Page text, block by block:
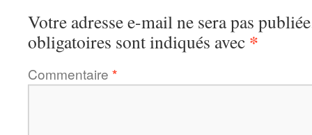
Votre adresse e-mail ne sera pas
obligatoires sont indiqués avec *
Commentaire *